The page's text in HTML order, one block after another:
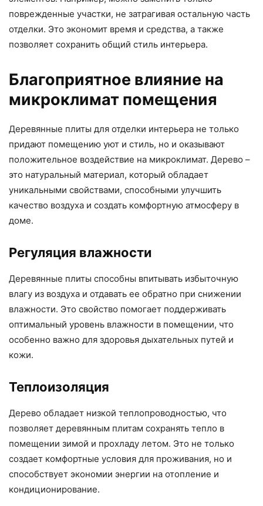
поврежденные участки, не затрагивая остальную часть
отделки. Это экономит время и средства, а также
позволяет сохранить общий стиль интерьера.
Благоприятное влияние на
микроклимат помещения
Деревянные плиты для отделки интерьера не только
придают помещению уют и стиль, но и оказывают
положительное воздействие на микроклимат. Дерево –
это натуральный материал, который обладает
уникальными свойствами, способными улучшить
качество воздуха и создать комфортную атмосферу в
доме.
Регуляция влажности
Деревянные плиты способны впитывать избыточную
влагу из воздуха и отдавать ее обратно при снижении
влажности. Это свойство помогает поддерживать
оптимальный уровень влажности в помещении, что
особенно важно для здоровья дыхательных путей и
кожи.
Теплоизоляция
Дерево обладает низкой теплопроводностью, что
позволяет деревянным плитам сохранять тепло в
помещении зимой и прохладу летом. Это не только
создает комфортные условия для проживания, но и
способствует экономии энергии на отопление и
кондиционирование.